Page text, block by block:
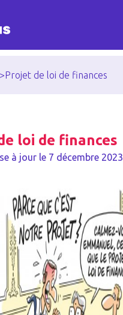
Projet de loi de finances
loi de finances
à jour le 7 décembre 2023